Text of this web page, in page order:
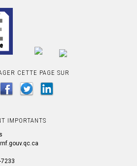
CETTE PAGE SUR
IMPORTANTS